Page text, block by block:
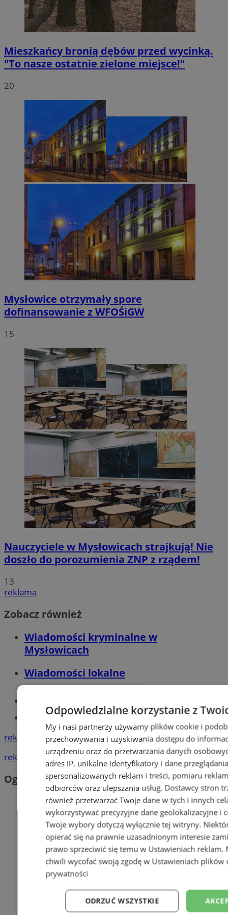
Mieszkańcy bronią dębów przed wycinką.
"To nasze ostatnie zielone miejsce!"
20
Mysłowice otrzymały spore
dofinansowanie z WFOŚiGW
15
Nauczyciele w Mysłowicach strajkują! Nie
doszło do porozumienia ZNP z rządem!
13
reklama
Zobacz również
Wiadomości kryminalne w
Mysłowicach
Wiadomości lokalne
Tworzenie stron www - Mysłowice
reklama
reklama
Ogłoszenia
Odpowiedzialne korzystanie z
My i nasi partnerzy używamy plików cookie i
przechowywania i uzyskiwania dostępu do
urządzeniu oraz do przetwarzania danych
adres IP, unikalne identyfikatory i dane
spersonalizowanych reklam i treści, pomiaru
odbiorców oraz ulepszania usług. Dostawcy stron
również przetwarzać Twoje dane w tych i innych
wykorzystywać precyzyjne dane geolokalizacyjne i
Twoje wybory dotyczą wyłącznie tej witryny.
opierać się na prawnie uzasadnionym interesie
prawo sprzeciwić się temu w Ustawieniach reklam.
chwili wycofać swoją zgodę w Ustawieniach plików
prywatności
ODRZUĆ WSZYSTKIE